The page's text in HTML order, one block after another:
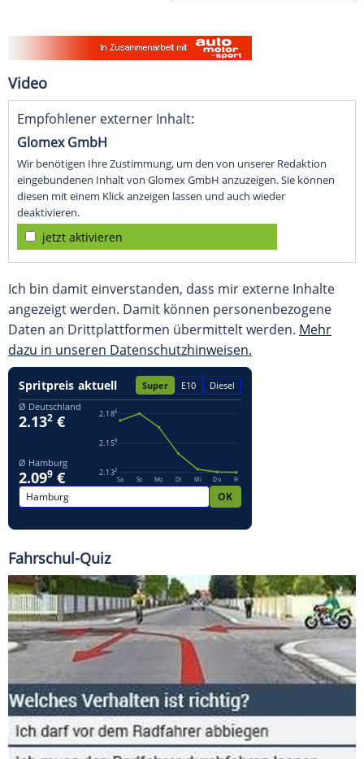
Video
Empfohlener externer Inhalt:
Glomex GmbH
Wir benötigen Ihre Zustimmung, um den von unserer Redaktion
eingebundenen Inhalt von Glomex GmbH anzuzeigen. Sie können
diesen mit einem Klick anzeigen lassen und auch wieder
deaktivieren.
jetzt aktivieren
Ich bin damit einverstanden, dass mir externe Inhalte
angezeigt werden. Damit können personenbezogene
Daten an Drittplattformen übermittelt werden. Mehr
dazu in unseren Datenschutzhinweisen.
Fahrschul-Quiz